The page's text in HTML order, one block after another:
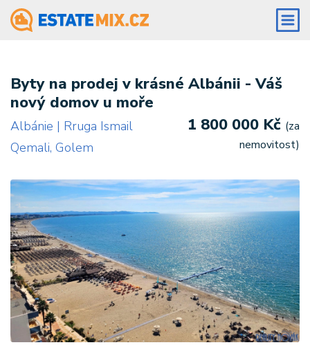
Byty na prodej v krásné Albánii - Váš
nový domov u moře
Albánie | Rruga Ismail
Qemali, Golem
1 800 000 Kč (za
nemovitost)